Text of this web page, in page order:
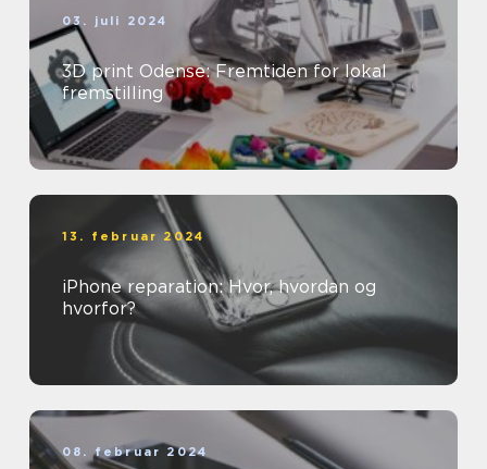
03. juli 2024
3D print Odense: Fremtiden for lokal
fremstilling
13. februar 2024
iPhone reparation: Hvor, hvordan og
hvorfor?
08. februar 2024